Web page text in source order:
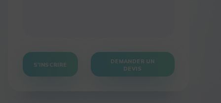
S'INSCRIRE
DEMANDER UN
DEVIS